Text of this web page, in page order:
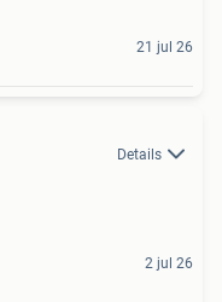
21 jul 26
Details
2 jul 26